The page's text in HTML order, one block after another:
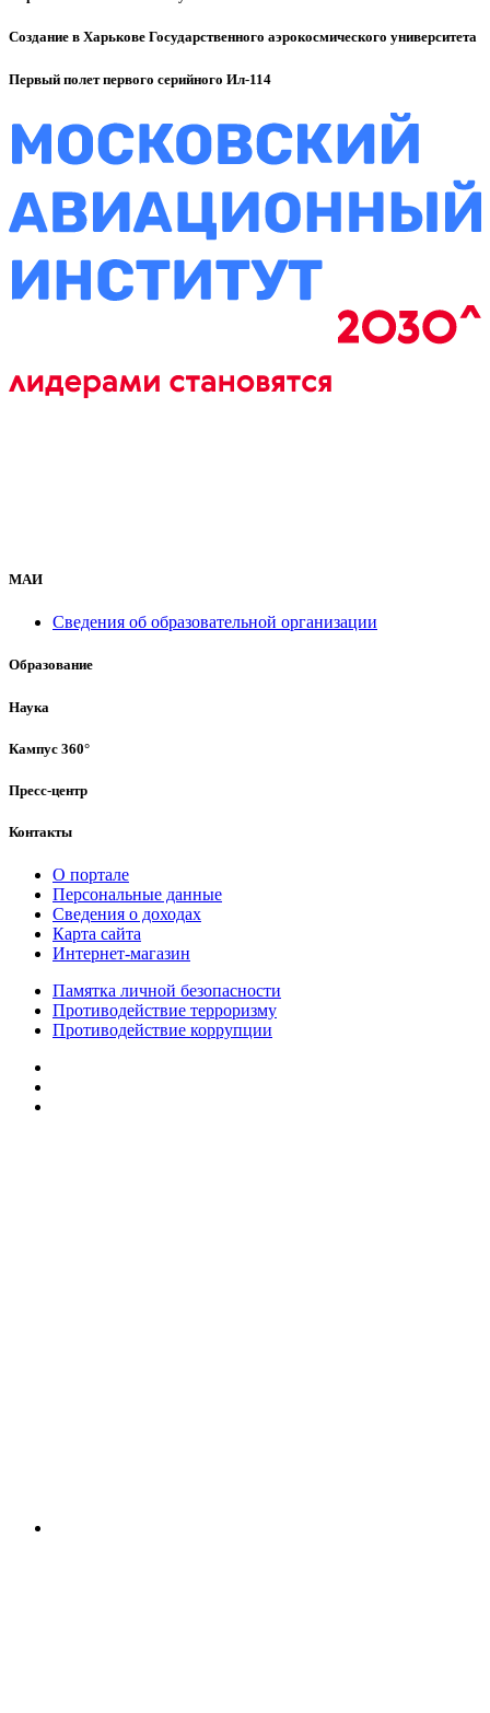
Создание в Харькове Государственного аэрокосмического университета
Первый полет первого серийного Ил-114
МАИ
Сведения об образовательной организации
Образование
Наука
Кампус 360°
Пресс-центр
Контакты
О портале
Персональные данные
Сведения о доходах
Карта сайта
Интернет-магазин
Памятка личной безопасности
Противодействие терроризму
Противодействие коррупции